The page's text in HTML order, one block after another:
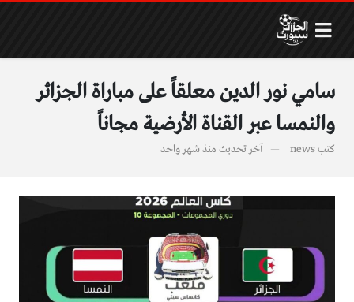
سامي نور الدين معلقاً على مباراة الجزائر
والنمسا عبر القناة الأرضية مجاناً
كتبnews آخر تحديث منذ شهر واحد